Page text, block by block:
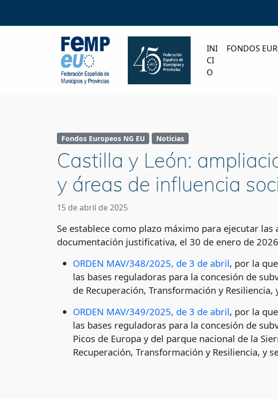
INI
CI
O
FONDOS
Fondos Europeos NG EU Noticias
Castilla y León:
y áreas de influencia
15 de abril de 2025
Se establece como plazo máximo para ejecutar
documentación justificativa, el 30 de enero de
ORDEN MAV/348/2025, de 3 de abril, por la
las bases reguladoras para la concesión de
de Recuperación, Transformación y
ORDEN MAV/349/2025, de 3 de abril, por la
las bases reguladoras para la concesión de
Picos de Europa y del parque nacional de la
Recuperación, Transformación y Resiliencia, y